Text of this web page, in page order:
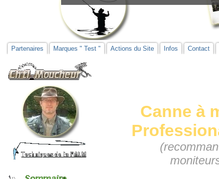
Partenaires Marques " Test " Actions du Site Infos Contact
Canne à
moniteurs -